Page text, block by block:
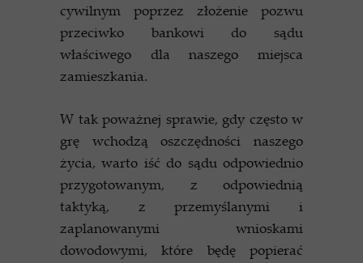
cywilnym poprzez złożenie pozwu
przeciwko bankowi do sądu
właściwego dla naszego miejsca
zamieszkania.
W tak poważnej sprawie, gdy często w
grę wchodzą oszczędności naszego
życia, warto iść do sądu odpowiednio
przygotowanym, z odpowiednią
taktyką, z przemyślanymi i
zaplanowanymi wnioskami
dowodowymi, które będę popierać